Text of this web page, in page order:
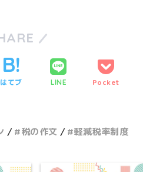
はてブ LINE Pocket
税の作文 軽減税率制度